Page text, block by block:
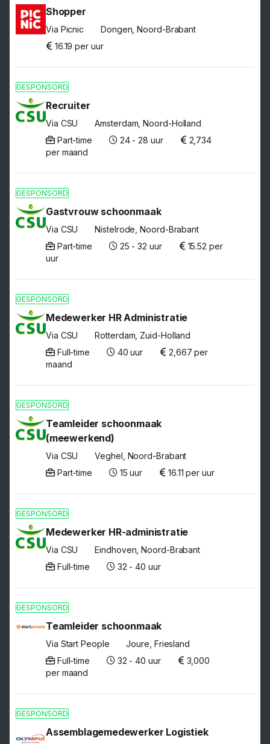
Shopper
Via Picnic
Dongen, Noord-Brabant
16.19 per uur
GESPONSORD
Recruiter
Via CSU
Amsterdam, Noord-Holland
Part-time
24 - 28 uur
2,734
per maand
GESPONSORD
Gastvrouw schoonmaak
Via CSU
Nistelrode, Noord-Brabant
Part-time
25 - 32 uur
15.52 per
uur
GESPONSORD
Medewerker HR Administratie
Via CSU
Rotterdam, Zuid-Holland
Full-time
40 uur
2,667 per
maand
GESPONSORD
Teamleider schoonmaak
(meewerkend)
Via CSU
Veghel, Noord-Brabant
Part-time
15 uur 16.11 per uur
GESPONSORD
Medewerker HR-administratie
Via CSU
Eindhoven, Noord-Brabant
Full-time
32 - 40 uur
GESPONSORD
Teamleider schoonmaak
Via Start People
Joure, Friesland
Full-time
32 - 40 uur
3,000
per maand
GESPONSORD
Assemblagemedewerker Logistiek